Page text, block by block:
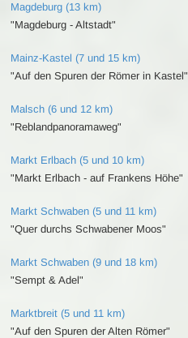
Magdeburg (13 km)
"Magdeburg - Altstadt"
Mainz-Kastel (7 und 15 km)
"Auf den Spuren der Römer in Kastel"
Malsch (6 und 12 km)
"Reblandpanoramaweg"
Markt Erlbach (5 und 10 km)
"Markt Erlbach - auf Frankens Höhe"
Markt Schwaben (5 und 11 km)
"Quer durchs Schwabener Moos"
Markt Schwaben (9 und 18 km)
"Sempt & Adel"
Marktbreit (5 und 11 km)
"Auf den Spuren der Alten Römer"